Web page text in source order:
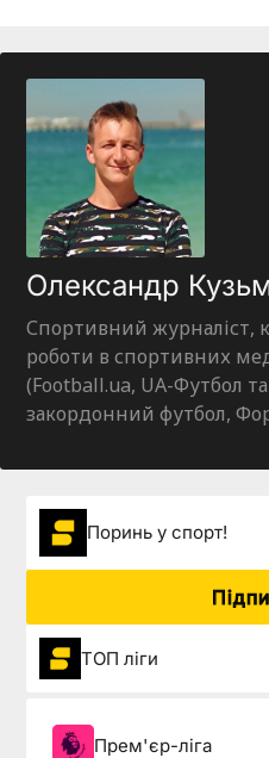
Олександр
Спортивний журналіст,
роботи в спортивних
(Football.ua, UA-Футбол та
закордонний футбол,
Поринь у спорт!
ТОП ліги
Прем'єр-ліга